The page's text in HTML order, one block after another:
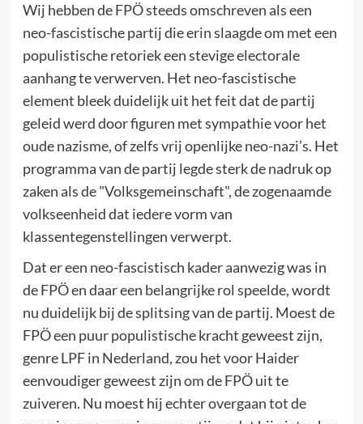
Wij hebben de FPÖ steeds omschreven als een
neo-fascistische partij die erin slaagde om met een
populistische retoriek een stevige electorale
aanhang te verwerven. Het neo-fascistische
element bleek duidelijk uit het feit dat de partij
geleid werd door figuren met sympathie voor het
oude nazisme, of zelfs vrij openlijke neo-nazi’s. Het
programma van de partij legde sterk de nadruk op
zaken als de "Volksgemeinschaft", de zogenaamde
volkseenheid dat iedere vorm van
klassentegenstellingen verwerpt.
Dat er een neo-fascistisch kader aanwezig was in
de FPÖ en daar een belangrijke rol speelde, wordt
nu duidelijk bij de splitsing van de partij. Moest de
FPÖ een puur populistische kracht geweest zijn,
genre LPF in Nederland, zou het voor Haider
eenvoudiger geweest zijn om de FPÖ uit te
zuiveren. Nu moest hij echter overgaan tot de